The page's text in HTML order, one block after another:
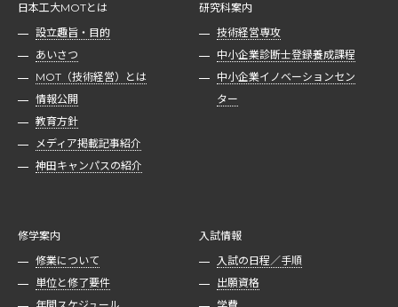
日本工大MOTとは
設立趣旨・目的
あいさつ
MOT（技術経営）とは
情報公開
教育方針
メディア掲載記事紹介
神田キャンパスの紹介
研究科案内
技術経営専攻
中小企業診断士登録養成課程
中小企業イノベーションセン
ター
修学案内
修業について
単位と修了要件
入試情報
入試の日程／手順
出願資格